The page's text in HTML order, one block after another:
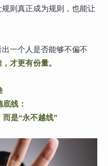
则真正成为规则，也能让
一个人是否能够不偏不
才更有份量。
线：
而是“永不越线”